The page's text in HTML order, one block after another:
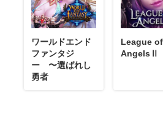
ワールドエンド
ファンタジ
ー 〜選ばれし
勇者
League of
AngelsⅡ